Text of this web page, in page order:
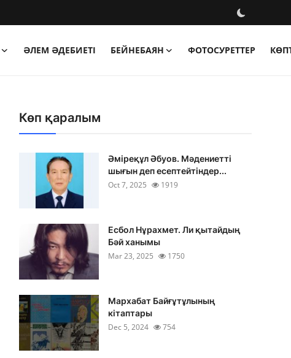
ӘЛЕМ ӘДЕБИЕТІ БЕЙНЕБАЯН ФОТОСУРЕТТЕР
Көп қаралым
Әміреқұл Әбуов. Мәдениетті
шығын деп есептейтіндер...
Oct 7, 2025
1919
Есбол Нұрахмет. Ли қытайдың
Бәй ханымы
Mar 23, 2025
1750
Мархабат Байғұтұлының
кітаптары
Dec 5, 2024
754